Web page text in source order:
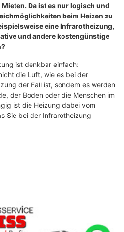
Da ist es nur logisch und
beim Heizen zu
eine Infrarotheizung,
und andere kostengünstige
ist denkbar einfach:
die Luft, wie es bei der
der Fall ist, sondern es werden
der Boden oder die Menschen im
ist die Heizung dabei vom
Sie bei der Infrarotheizung